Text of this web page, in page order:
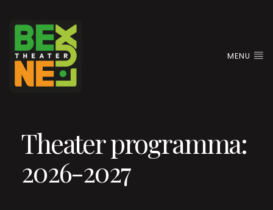
MENU
Theater programma:
2026-2027